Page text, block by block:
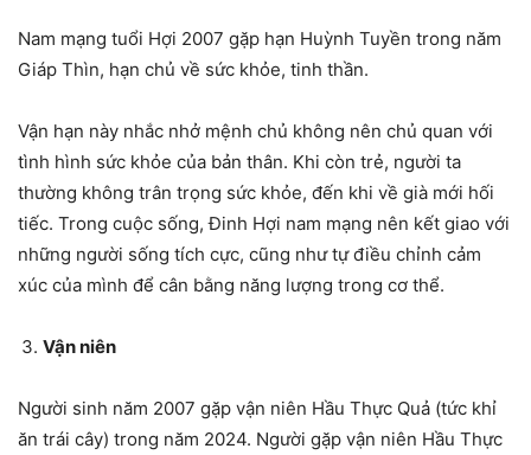
Nam mạng tuổi Hợi 2007 gặp hạn Huỳnh Tuyền trong năm
Giáp Thìn, hạn chủ về sức khỏe, tinh thần.
Vận hạn này nhắc nhở mệnh chủ không nên chủ quan với
tình hình sức khỏe của bản thân. Khi còn trẻ, người ta
thường không trân trọng sức khỏe, đến khi về già mới hối
tiếc. Trong cuộc sống, Đinh Hợi nam mạng nên kết giao với
những người sống tích cực, cũng như tự điều chỉnh cảm
xúc của mình để cân bằng năng lượng trong cơ thể.
Vận niên
Người sinh năm 2007 gặp vận niên Hầu Thực Quả (tức khỉ
ăn trái cây) trong năm 2024. Người gặp vận niên Hầu Thực